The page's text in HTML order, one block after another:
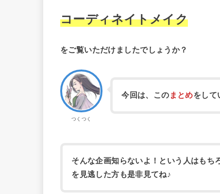
コーディネイトメイク
をご覧いただけましたでしょうか？
つくつく
今回は、この まとめをして
そんな企画知らないよ！という人はもち
を見逃した方も是非見てね♪